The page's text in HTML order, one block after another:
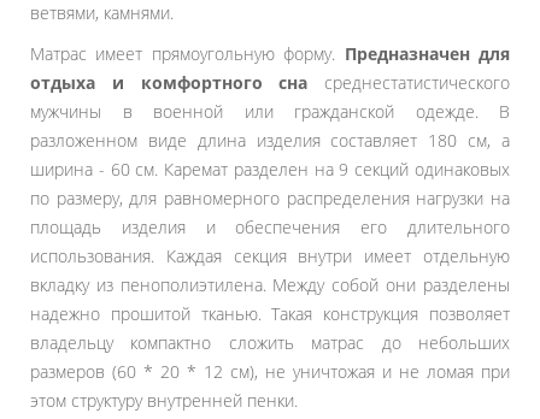
ветвями, камнями.
Матрас имеет прямоугольную форму. Предназначен для
отдыха и комфортного сна среднестатистического
мужчины в военной или гражданской одежде. В
разложенном виде длина изделия составляет 180 см, а
ширина - 60 см. Каремат разделен на 9 секций одинаковых
по размеру, для равномерного распределения нагрузки на
площадь изделия и обеспечения его длительного
использования. Каждая секция внутри имеет отдельную
вкладку из пенополиэтилена. Между собой они разделены
надежно прошитой тканью. Такая конструкция позволяет
владельцу компактно сложить матрас до небольших
размеров (60 * 20 * 12 см), не уничтожая и не ломая при
этом структуру внутренней пенки.